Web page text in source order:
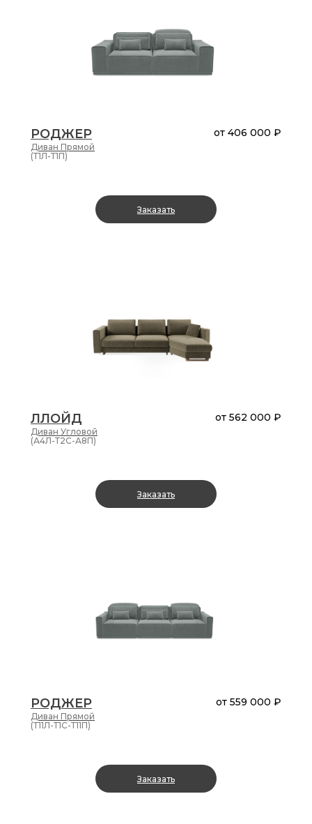
РОДЖЕР
Диван Прямой
от 406 000 ₽
(Т1Л-Т1П)
Заказать
ЛЛОЙД
Диван Угловой
от 562 000 ₽
(А4Л-Т2С-А8П)
Заказать
РОДЖЕР
Диван Прямой
от 559 000 ₽
(Т11Л-Т1С-Т11П)
Заказать